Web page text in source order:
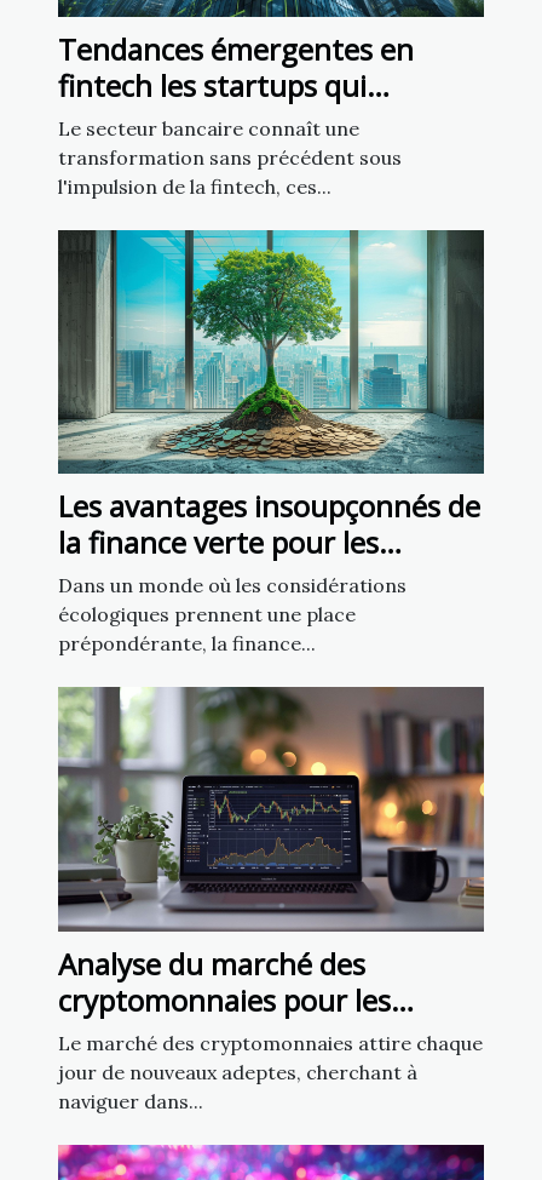
Tendances émergentes en
fintech les startups qui
révolutionnent le secteur
bancaire
Le secteur bancaire connaît une
transformation sans précédent sous
l'impulsion de la fintech, ces...
Les avantages insoupçonnés de
la finance verte pour les
entreprises modernes
Dans un monde où les considérations
écologiques prennent une place
prépondérante, la finance...
Analyse du marché des
cryptomonnaies pour les
débutants Comment démarrer
Le marché des cryptomonnaies attire chaque
jour de nouveaux adeptes, cherchant à
naviguer dans...